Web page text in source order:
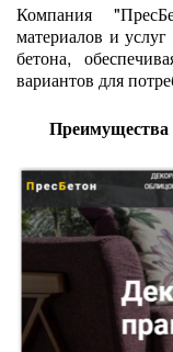
Компания
материалов и
бетона,
вариантов для
Преимущества